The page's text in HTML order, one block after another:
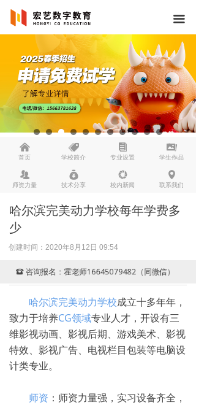
낀
首页
뀄
学校简介
뀴
专业设置
끡
学生作品
뀡
师资力量
낐
技术分享
넆
校内新闻
넹
联系我们
끀
哈尔滨完美动力学校每年学费多
少
创建时间： 2020年8月12日 09:54
哈尔滨完美动力学校成立十多年年，
致力于培养CG领域专业人才，开设有三
维影视动画、影视后期、游戏美术、影视
特效、影视广告、电视栏目包装等电脑设
计类专业。
师资 ：师资力量强，实习设备齐全，
뀰 咨询报名：霍老师16645079482（同微信）